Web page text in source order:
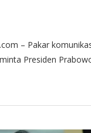
– Pakar
Presiden